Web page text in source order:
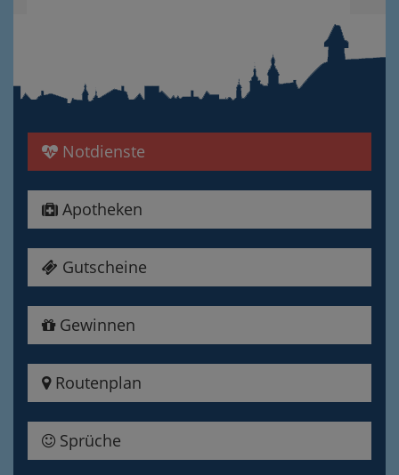
Notdienste
Apotheken
Gutscheine
Gewinnen
Routenplan
Sprüche